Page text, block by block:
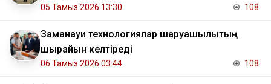
05 Тамыз 2026 13:30 108
Заманауи технологиялар шаруашылықтың
шырайын келтіреді
06 Тамыз 2026 03:44 108